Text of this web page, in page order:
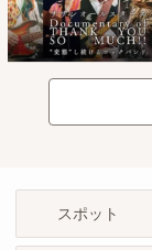
スポット